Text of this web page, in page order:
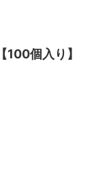
個入り】